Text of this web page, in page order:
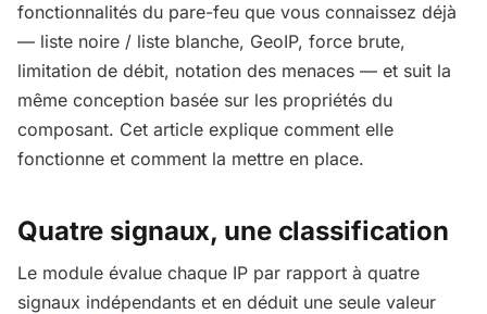
fonctionnalités du pare-feu que vous connaissez déjà
— liste noire / liste blanche, GeoIP, force brute,
limitation de débit, notation des menaces — et suit la
même conception basée sur les propriétés du
composant. Cet article explique comment elle
fonctionne et comment la mettre en place.
Quatre signaux, une classification
Le module évalue chaque IP par rapport à quatre
signaux indépendants et en déduit une seule valeur